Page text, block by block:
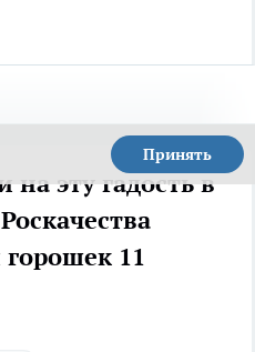
Принять
на эту гадость в
11